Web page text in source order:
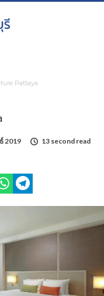
Pattaya
2019
13 second read